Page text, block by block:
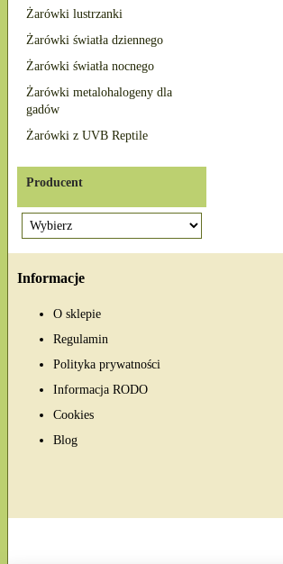
Żarówki lustrzanki
Żarówki światła dziennego
Żarówki światła nocnego
Żarówki metalohalogeny dla
gadów
Żarówki z UVB Reptile
Producent
Informacje
O sklepie
Regulamin
Polityka prywatności
Informacja RODO
Cookies
Blog